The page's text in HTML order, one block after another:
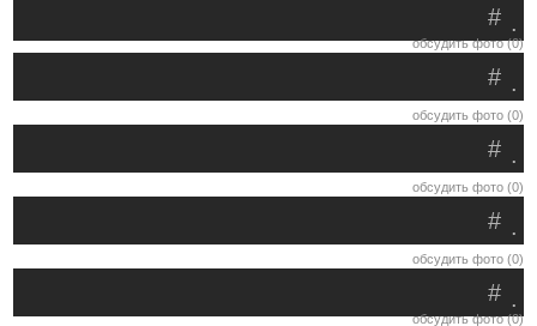
.
#
обсудить фото (0)
.
#
обсудить фото (0)
.
#
обсудить фото (0)
.
#
обсудить фото (0)
.
#
обсудить фото (0)